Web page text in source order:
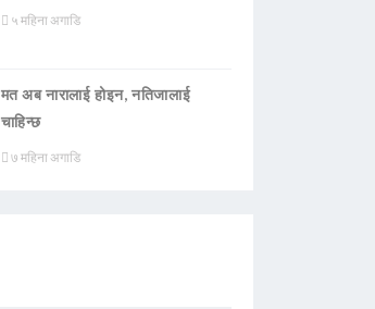
५ महिना अगाडि
मत अब नारालाई होइन, नतिजालाई
चाहिन्छ
७ महिना अगाडि